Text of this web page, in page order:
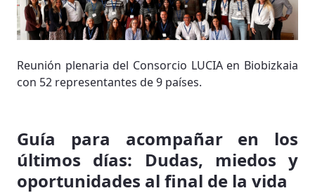
Reunión plenaria del Consorcio LUCIA en Biobizkaia
con 52 representantes de 9 países.
Guía para acompañar en los
últimos días: Dudas, miedos y
oportunidades al final de la vida